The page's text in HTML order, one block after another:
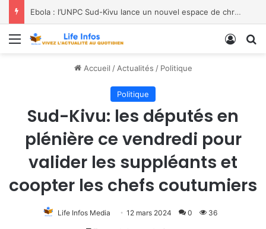
Ebola : l’UNPC Sud-Kivu lance un nouvel espace de chroniques pour renforcer la sensibilisation
Menu
Accueil / Actualités / Politique
Politique
Sud-Kivu: les députés en
plénière ce vendredi pour
valider les suppléants et
coopter les chefs coutumiers
Life Infos Media 12 mars 2024 0 36